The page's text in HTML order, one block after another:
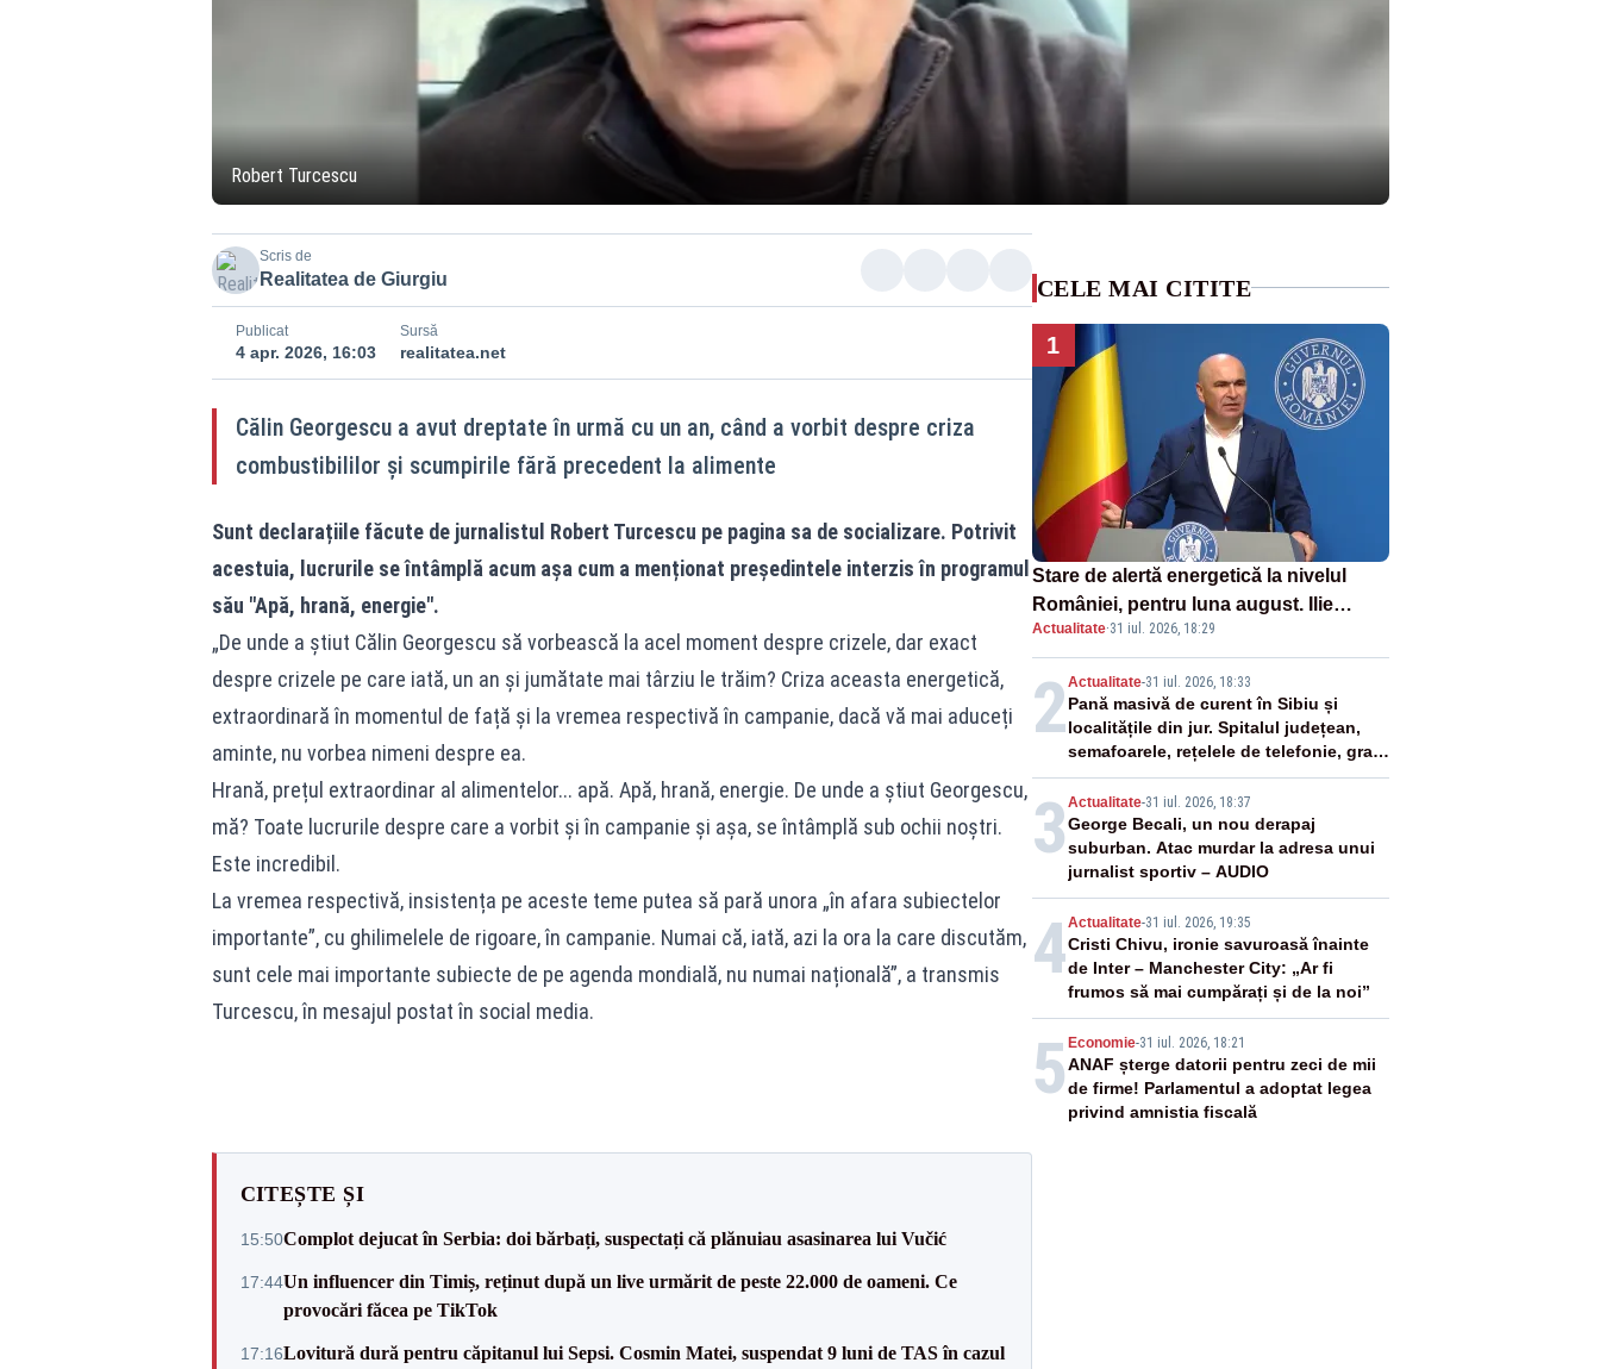
Robert Turcescu
Scris de
Realitatea de Giurgiu
Publicat
4 apr. 2026, 16:03
Sursă
realitatea.net
Călin Georgescu a avut dreptate în urmă cu un an, când a vorbit despre criza
combustibililor și scumpirile fără precedent la alimente
Sunt declarațiile făcute de jurnalistul Robert Turcescu pe pagina sa de socializare. Potrivit
acestuia, lucrurile se întâmplă acum așa cum a menționat președintele interzis în programul
său "Apă, hrană, energie".
„De unde a știut Călin Georgescu să vorbească la acel moment despre crizele, dar exact
despre crizele pe care iată, un an și jumătate mai târziu le trăim? Criza aceasta energetică,
extraordinară în momentul de față și la vremea respectivă în campanie, dacă vă mai aduceți
aminte, nu vorbea nimeni despre ea.
Hrană, prețul extraordinar al alimentelor... apă. Apă, hrană, energie. De unde a știut Georgescu,
mă? Toate lucrurile despre care a vorbit și în campanie și așa, se întâmplă sub ochii noștri.
Este incredibil.
La vremea respectivă, insistența pe aceste teme putea să pară unora „în afara subiectelor
importante”, cu ghilimelele de rigoare, în campanie. Numai că, iată, azi la ora la care discutăm,
sunt cele mai importante subiecte de pe agenda mondială, nu numai națională”, a transmis
Turcescu, în mesajul postat în social media.
CITEȘTE ȘI
15:50Complot dejucat în Serbia: doi bărbați, suspectați că plănuiau asasinarea lui Vučić
17:44Un influencer din Timiș, reținut după un live urmărit de peste 22.000 de oameni. Ce
provocări făcea pe TikTok
17:16Lovitură dură pentru căpitanul lui Sepsi. Cosmin Matei, suspendat 9 luni de TAS în cazul
CELE MAI CITITE
1
Stare de alertă energetică la nivelul
României, pentru luna august. Ilie
Bolojan a anunțat importuri și posibile
restricții – VIDEO
Actualitate·31 iul. 2026, 18:29
2Actualitate-31 iul. 2026, 18:33
Pană masivă de curent în Sibiu și
localitățile din jur. Spitalul județean,
semafoarele, rețelele de telefonie, grav
afectate
3 Actualitate-31 iul. 2026, 18:37
George Becali, un nou derapaj
suburban. Atac murdar la adresa unui
jurnalist sportiv – AUDIO
4Actualitate-31 iul. 2026, 19:35
Cristi Chivu, ironie savuroasă înainte
de Inter – Manchester City: „Ar fi
frumos să mai cumpărați și de la noi”
5 Economie-31 iul. 2026, 18:21
ANAF șterge datorii pentru zeci de mii
de firme! Parlamentul a adoptat legea
privind amnistia fiscală